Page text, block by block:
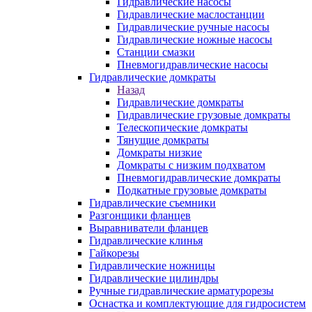
Гидравлические маслостанции
Гидравлические ручные насосы
Гидравлические ножные насосы
Станции смазки
Пневмогидравлические насосы
Гидравлические домкраты
Назад
Гидравлические домкраты
Гидравлические грузовые домкраты
Телескопические домкраты
Тянущие домкраты
Домкраты низкие
Домкраты с низким подхватом
Пневмогидравлические домкраты
Подкатные грузовые домкраты
Гидравлические съемники
Разгонщики фланцев
Выравниватели фланцев
Гидравлические клинья
Гайкорезы
Гидравлические ножницы
Гидравлические цилиндры
Ручные гидравлические арматурорезы
Оснастка и комплектующие для гидросистем